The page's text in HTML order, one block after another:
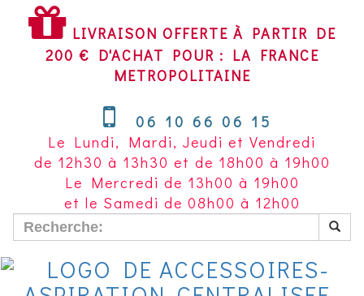
OFFERTE
À
PARTIR
€
D'ACHAT
POUR
LA
FRANCE
METROPOLITAINE~
LIVRAISON OFFERTE À PARTIR DE
200 € D'ACHAT POUR : LA FRANCE
METROPOLITAINE
06 10 66 06 15
Le Lundi, Mardi, Jeudi et Vendredi
de 12h30 à 13h30 et de 18h00 à 19h00
Le Mercredi de 13h00 à 19h00
et le Samedi de 08h00 à 12h00